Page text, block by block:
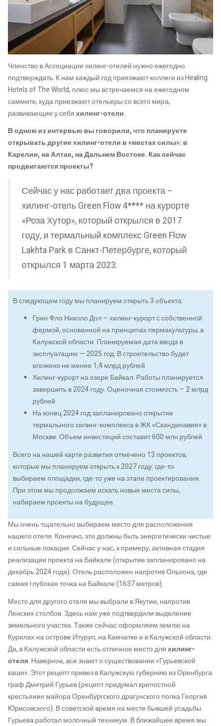
Членство в Ассоциации хилинг-отелей нужно ежегодно
подтверждать. К нам каждый год приезжают коллеги из Healing
Hotels of The World, плюс мы встречаемся на ежегодном
саммите, куда приезжают отельеры со всего мира,
развивающие у себяхилинг-отели.
В одном из интервью вы говорили, что планируете
открывать другие хилинг-отели в «местах силы»: в
Карелии, на Алтае, на Дальнем Востоке. Как сейчас
продвигаются проекты?
Сейчас у нас работает два проекта –
хилинг-отель Green Flow 4**** на курорте
«Роза Хутор», который открылся в 2017
году, и термальный комплекс Green Flow
Lakhta Park в Санкт-Петербурге, который
открылся 1 марта 2023.
В следующем году мы планируем открыть 3 объекта:
Грин Фло Николо Дол – хилинг-курорт с собственной
фермой, основанной на принципах пермакультуры, в
Калужской области. Планируемая дата ввода в
эксплуатацию — 2025 год. В строительство будет
вложено не менее 1,4 млрд рублей.
Хилинг-курорт на озере Байкал. Работы планируется
завершить в 2024 году. Оценочная стоимость – 2 млрд
рублей.
На конец 2024 год запланировано открытие
термального хилинг-комплекса в ЖК «Скандинавия» в
Москве. Объем инвестиций составит 600 млн рублей
Всего на нашей карте развития отмечено 13 проектов,
которые мы планируем открыть к 2027 году: где-то
выбираем площадки, где-то уже на этапе проектирования.
При этом мы продолжаем искать новые места силы,
набираем проекты на будущее.
Мы очень тщательно выбираем место для расположения
нашего отеля. Конечно, это должны быть энергетически чистые
и сильные локации. Сейчас у нас, к примеру, активная стадия
реализации проекта на Байкале (открытие запланировано на
декабрь 2024 года). Отель расположен напротив Ольхона, где
самая глубокая точка на Байкале (1637 метров).
Место для другого отеля мы выбрали в Якутии, напротив
Ленских столбов. Здесь нам уже подтвердили выделение
земельного участка. Также сейчас оформляем землю на
Курилах на острове Итуруп, на Камчатке и в Калужской области.
Да, в Калужской области есть отличное место дляхилинг-
отеля. Наверное, все знают о существовании «Гурьевской
каши». Этот рецепт привез в Калужскую губернию из Оренбурга
граф Дмитрий Гурьев (рецепт придумал крепостной
крестьянин майора Оренбургского драгунского полка Георгия
Юрисовского). В советской время на месте бывшей усадьбы
Гурьева работал молочный техникум. В ближайшее время мы